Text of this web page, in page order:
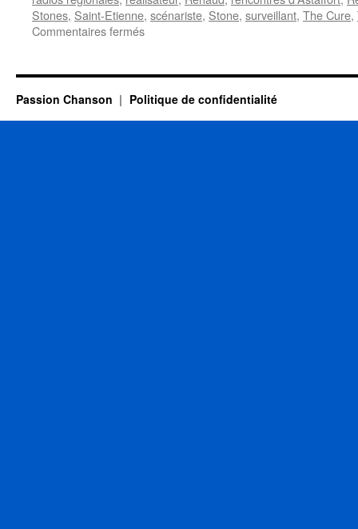
Stones, Saint-Etienne, scénariste, Stone, surveillant, The Cure,
Commentaires ferméssur
Passion Chanson Politique de confidentialité